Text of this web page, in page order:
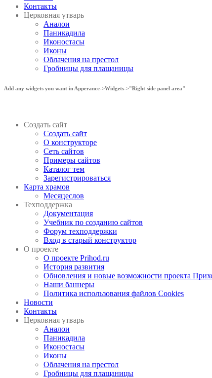
Контакты
Церковная утварь
Аналои
Паникадила
Иконостасы
Иконы
Облачения на престол
Гробницы для плащаницы
Add any widgets you want in Apperance->Widgets->"Right side panel area"
Создать сайт
Создать сайт
О конструкторе
Сеть сайтов
Примеры сайтов
Каталог тем
Зарегистрироваться
Карта храмов
Месяцеслов
Техподдержка
Документация
Учебник по созданию сайтов
Форум техподдержки
Вход в старый конструктор
О проекте
О проекте Prihod.ru
История развития
Обновления и новые возможности проекта
Наши баннеры
Политика использования файлов Cookies
Новости
Контакты
Церковная утварь
Аналои
Паникадила
Иконостасы
Иконы
Облачения на престол
Гробницы для плащаницы